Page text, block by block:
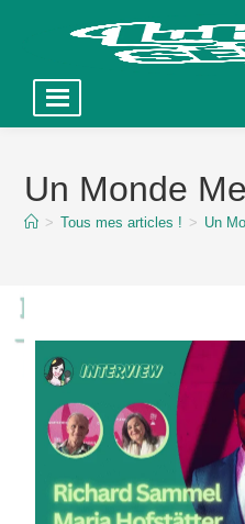
contentUn Monde
> Tous mes articles ! > Un